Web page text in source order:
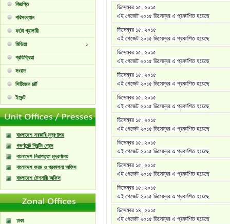
বিজ্ঞপ্তি
পরিসংখ্যান
ফটো গ্যালারী
মিডিয়া
প্রতিক্রিয়া
সংবাদ
সিটিজেন চার্ট
ইভেন্ট
বাংলাদেশ সরকারি মুদ্রণালয়
গভর্ণমেন্ট প্রিন্টিং প্রেস
বাংলাদেশ নিরাপত্তা মুদ্রণালয়
বাংলাদেশ ফরম ও প্রকাশনা অফিস
বাংলাদেশ ষ্টেশনারী অফিস
ঢাকা
ডিসেম্বর ১৫, ২০১৫
এই গেজেট ২০১৫ ডিসেম্বর এ প্রকাশিত হয়েছে
ডিসেম্বর ১৫, ২০১৫
এই গেজেট ২০১৫ ডিসেম্বর এ প্রকাশিত হয়েছে
ডিসেম্বর ১৫, ২০১৫
এই গেজেট ২০১৫ ডিসেম্বর এ প্রকাশিত হয়েছে
ডিসেম্বর ১৫, ২০১৫
এই গেজেট ২০১৫ ডিসেম্বর এ প্রকাশিত হয়েছে
ডিসেম্বর ১৫, ২০১৫
এই গেজেট ২০১৫ ডিসেম্বর এ প্রকাশিত হয়েছে
ডিসেম্বর ১৫, ২০১৫
এই গেজেট ২০১৫ ডিসেম্বর এ প্রকাশিত হয়েছে
ডিসেম্বর ১৫, ২০১৫
এই গেজেট ২০১৫ ডিসেম্বর এ প্রকাশিত হয়েছে
ডিসেম্বর ১৫, ২০১৫
এই গেজেট ২০১৫ ডিসেম্বর এ প্রকাশিত হয়েছে
ডিসেম্বর ১৫, ২০১৫
এই গেজেট ২০১৫ ডিসেম্বর এ প্রকাশিত হয়েছে
ডিসেম্বর ১৪, ২০১৫
এই গেজেট ২০১৫ ডিসেম্বর এ প্রকাশিত হয়েছে